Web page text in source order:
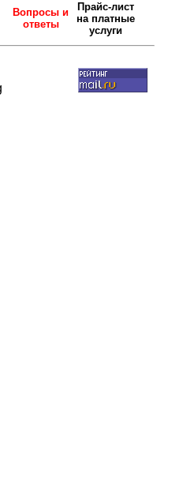
Вопросы и
ответы
Прайс-лист
на платные
услуги